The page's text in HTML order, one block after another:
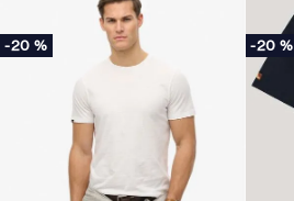
-20 % -20 %